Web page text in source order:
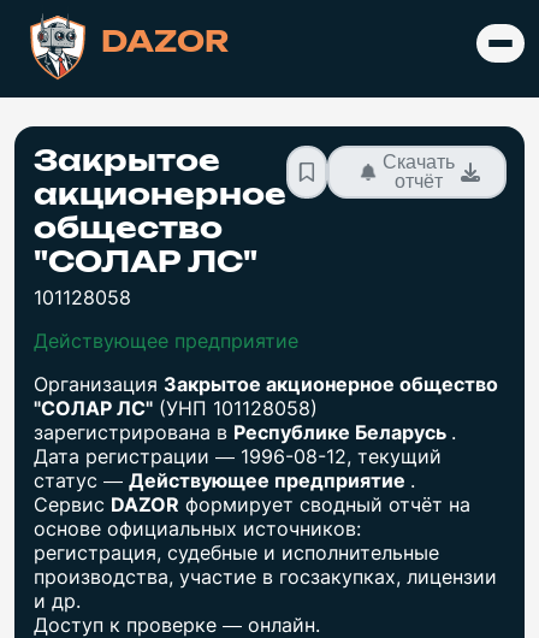
DAZOR
Закрытое
акционерное
общество
"СОЛАР ЛС"
101128058
Скачать
отчёт
Действующее предприятие
Организация Закрытое акционерное общество
"СОЛАР ЛС" (УНП 101128058)
зарегистрирована в Республике Беларусь .
Дата регистрации — 1996-08-12, текущий
статус — Действующее предприятие .
Сервис DAZOR формирует сводный отчёт на
основе официальных источников:
регистрация, судебные и исполнительные
производства, участие в госзакупках, лицензии
и др.
Доступ к проверке — онлайн.